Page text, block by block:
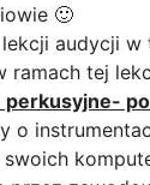
🙂
lekcji audycji
ramach tej
o